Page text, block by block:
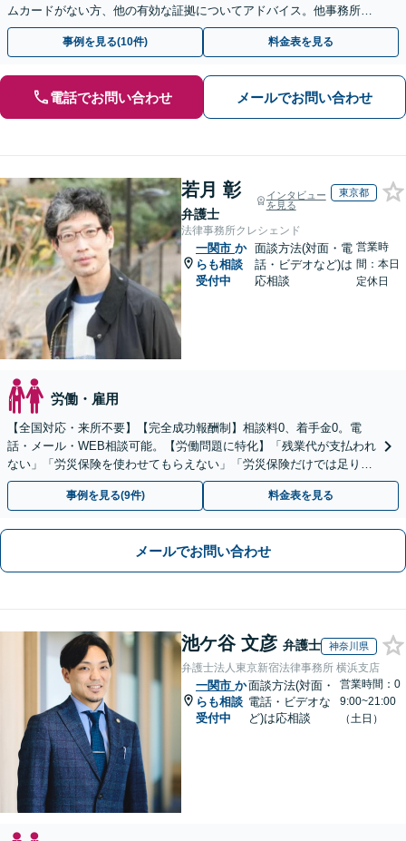
ムカードがない方、他の有効な証拠についてアドバイス。他事務所で
断られた方もご相談ください。あなたの権利を守ります！
事例を見る(10件) 料金表を見る
電話でお問い合わせ メールでお問い合わせ
若月 彰
弁護士
インタビュー
を見る
東京都
法律事務所クレシェンド
一関市 か
らも相談
受付中
面談方法(対面・電
話・ビデオなど)は
応相談
営業時
間：本日
定休日
労働・雇用
【全国対応・来所不要】【完全成功報酬制】相談料0、着手金0。電
話・メール・WEB相談可能。【労働問題に特化】「残業代が支払われ
ない」「労災保険を使わせてもらえない」「労災保険だけでは足りな
い。損害賠償請求したい」など労働問題はお任せを。
事例を見る(9件) 料金表を見る
メールでお問い合わせ
池ケ谷 文彦 弁護士 神奈川県
弁護士法人東京新宿法律事務所 横浜支店
一関市 か
らも相談
受付中
面談方法(対面・
電話・ビデオな
ど)は応相談
営業時間：0
9:00~21:00
（土日）